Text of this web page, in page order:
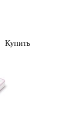
Купить